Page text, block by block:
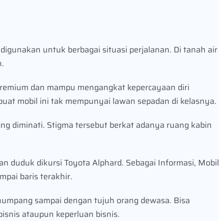
untuk berbagai situasi perjalanan. Di tanah air
dan mampu mengangkat kepercayaan diri
mobil ini tak mempunyai lawan sepadan di kelasnya.
diminati. Stigma tersebut berkat adanya ruang kabin
duduk dikursi Toyota Alphard. Sebagai Informasi, Mobil
baris terakhir.
sampai dengan tujuh orang dewasa. Bisa
ataupun keperluan bisnis.